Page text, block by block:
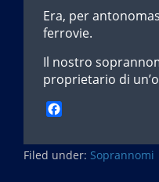
Era, per
ferrovie.
Il nostro
proprietario di
c
e
Filed under: Soprannomi